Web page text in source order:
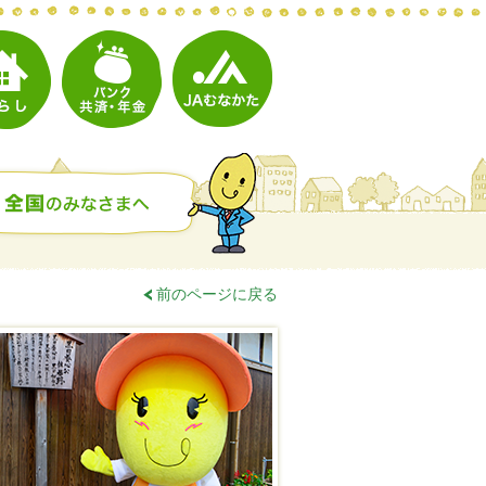
前のページに戻る